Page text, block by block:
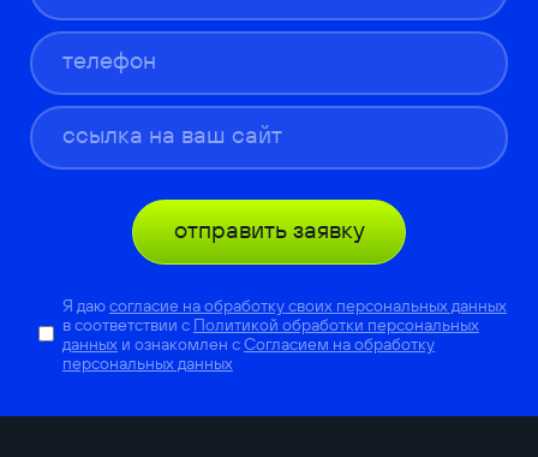
отправить заявку
Я даюсогласие на обработку своих персональных данных
в соответствии с Политикой обработки персональных
данныхи ознакомлен сСогласием на обработку
персональных данных